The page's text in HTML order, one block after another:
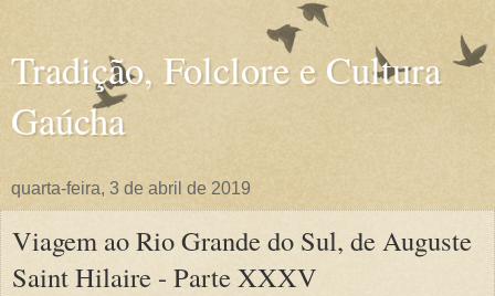
Tradição, Folclore e Cultura
Gaúcha
quarta-feira, 3 de abril de 2019
Viagem ao Rio Grande do Sul, de Auguste
Saint Hilaire - Parte XXXV